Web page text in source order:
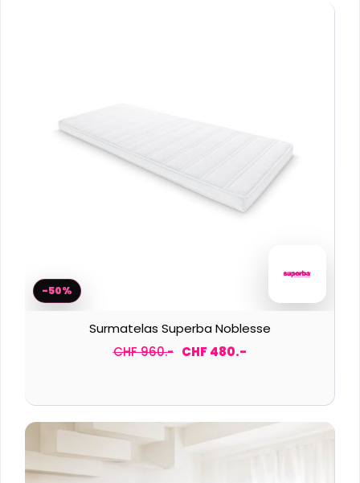
-50%
Surmatelas Superba Noblesse
CHF 960.- CHF 480.-